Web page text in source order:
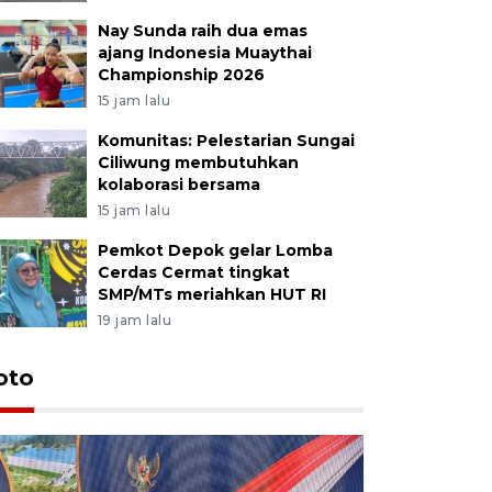
Nay Sunda raih dua emas
ajang Indonesia Muaythai
Championship 2026
15 jam lalu
Komunitas: Pelestarian Sungai
Ciliwung membutuhkan
kolaborasi bersama
15 jam lalu
Pemkot Depok gelar Lomba
Cerdas Cermat tingkat
SMP/MTs meriahkan HUT RI
19 jam lalu